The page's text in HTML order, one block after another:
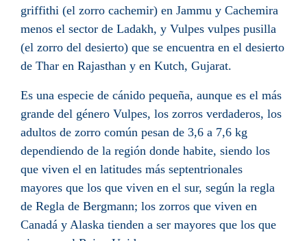
griffithi (el zorro cachemir) en Jammu y Cachemira
menos el sector de Ladakh, y Vulpes vulpes pusilla
(el zorro del desierto) que se encuentra en el desierto
de Thar en Rajasthan y en Kutch, Gujarat.
Es una especie de cánido pequeña, aunque es el más
grande del género Vulpes, los zorros verdaderos, los
adultos de zorro común pesan de 3,6 a 7,6 kg
dependiendo de la región donde habite, siendo los
que viven el en latitudes más septentrionales
mayores que los que viven en el sur, según la regla
de Regla de Bergmann; los zorros que viven en
Canadá y Alaska tienden a ser mayores que los que